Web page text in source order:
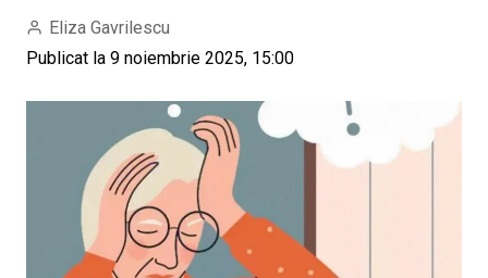
Eliza Gavrilescu
Publicat la 9 noiembrie 2025, 15:00